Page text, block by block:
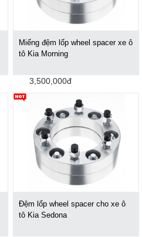
Miếng đệm lốp wheel spacer xe ô
tô Kia Morning
3,500,000đ
Đệm lốp wheel spacer cho xe ô
tô Kia Sedona